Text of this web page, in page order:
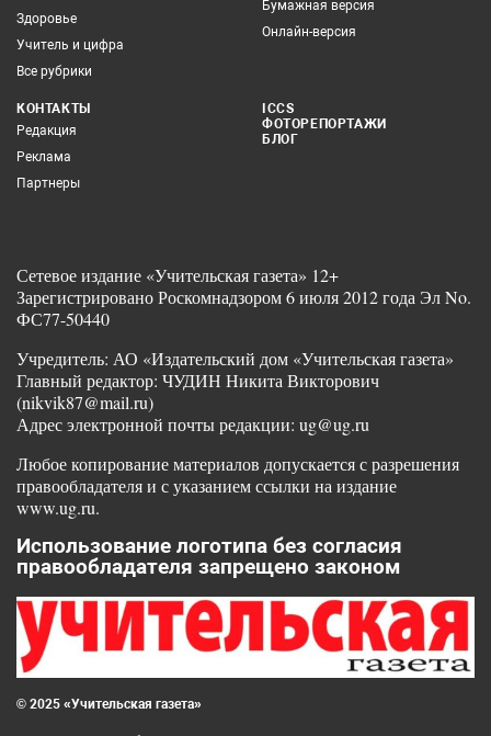
Здоровье
Учитель и цифра
Все рубрики
Бумажная версия
Онлайн-версия
КОНТАКТЫ
Редакция
Реклама
Партнеры
ICCS
ФОТОРЕПОРТАЖИ
БЛОГ
Сетевое издание «Учительская газета» 12+
Зарегистрировано Роскомнадзором 6 июля 2012 года Эл No.
ФС77-50440
Учредитель: АО «Издательский дом «Учительская газета»
Главный редактор: ЧУДИН Никита Викторович
(nikvik87@mail.ru)
Адрес электронной почты редакции: ug@ug.ru
Любое копирование материалов допускается с разрешения
правообладателя и с указанием ссылки на издание
www.ug.ru.
Использование логотипа без согласия
правообладателя запрещено законом
© 2025 «Учительская газета»